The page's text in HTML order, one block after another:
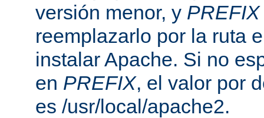
versión menor, y PREFIX
reemplazarlo por la ruta
instalar Apache. Si no
en PREFIX, el valor por
es /usr/local/apache2.